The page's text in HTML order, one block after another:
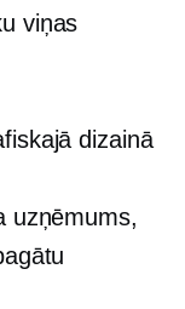
viņas
dizainā
uzņēmums,